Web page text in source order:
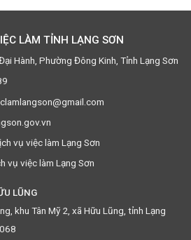
LÀM TỈNH LẠNG SƠN
Hành, Phường Đông Kinh, Tỉnh Lạng Sơn
vụ việc làm Lạng Sơn
vụ việc làm Lạng Sơn
LŨNG
khu Tân Mỹ 2, xã Hữu Lũng, tỉnh Lạng